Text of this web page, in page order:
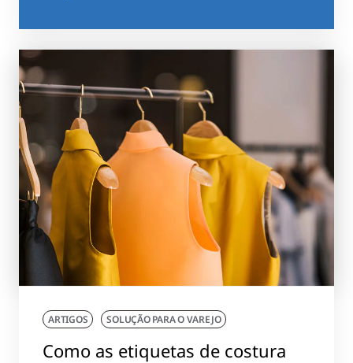
ARTIGOS SOLUÇÃO PARA O VAREJO
Como as etiquetas de costura